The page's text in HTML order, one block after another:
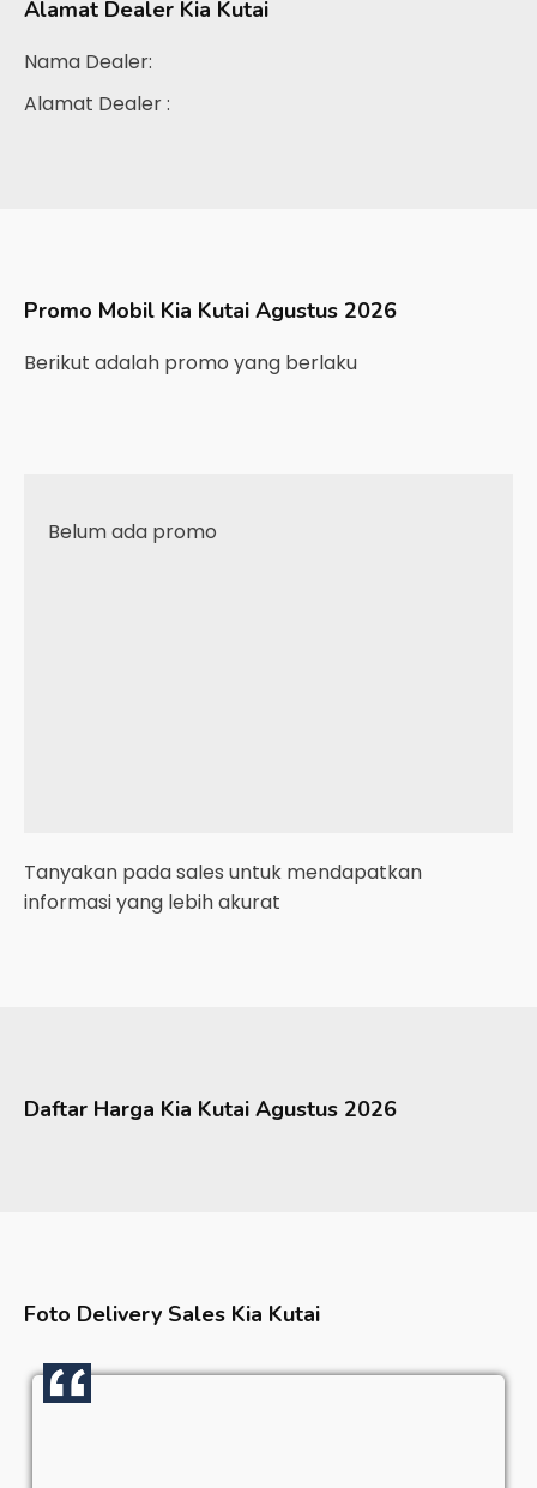
Alamat Dealer Kia Kutai
Nama Dealer:
Alamat Dealer :
Promo Mobil Kia Kutai Agustus 2026
Berikut adalah promo yang berlaku
Belum ada promo
Tanyakan pada sales untuk mendapatkan
informasi yang lebih akurat
Daftar Harga Kia Kutai Agustus 2026
Foto Delivery Sales Kia Kutai